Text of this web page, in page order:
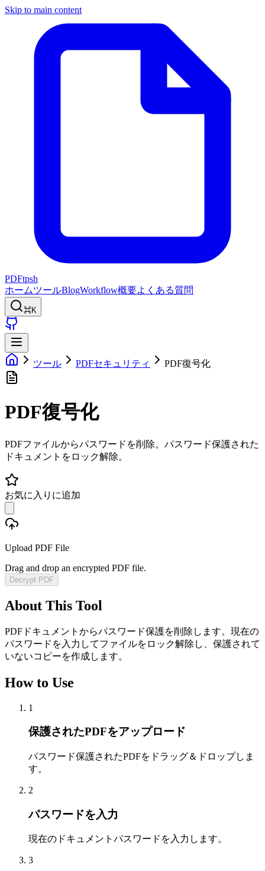
Skip to main content
PDFtpsh
ホームツールBlogWorkflow概要よくある質問
⌘K
ツール PDFセキュリティ PDF復号化
PDF復号化
PDFファイルからパスワードを削除。パスワード保護された
ドキュメントをロック解除。
お気に入りに追加
Upload PDF File
Drag and drop an encrypted PDF file.
Decrypt PDF
About This Tool
PDFドキュメントからパスワード保護を削除します。現在の
パスワードを入力してファイルをロック解除し、保護されて
いないコピーを作成します。
How to Use
1
保護されたPDFをアップロード
パスワード保護されたPDFをドラッグ＆ドロップしま
す。
2
パスワードを入力
現在のドキュメントパスワードを入力します。
3